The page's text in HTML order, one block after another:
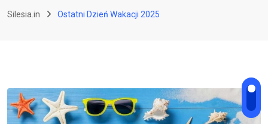
Silesia.in Ostatni Dzień Wakacji 2025